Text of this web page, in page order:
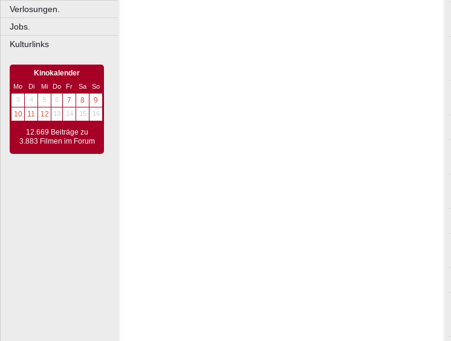
Verlosungen.
Jobs.
Kulturlinks
Kinokalender
Mo Di Mi Do Fr Sa
So
3
4 5 6 7 8
9
10
11 12 13 14 15 16
12.669 Beiträge zu
3.883 Filmen im Forum